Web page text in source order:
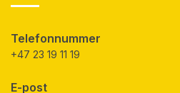
Telefonnummer
+47 23 19 11 19
E-post